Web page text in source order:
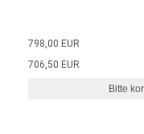
mit
798,00 EUR
706,50 EUR
Bitte